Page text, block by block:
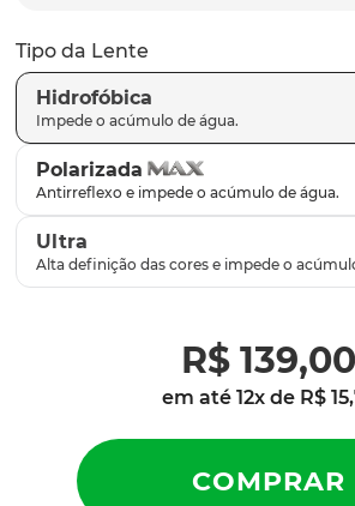
Tipo da Lente
Hidrofóbica
Polarizada
Ultra
R$ 139,00
em até 12x de R$ 15,